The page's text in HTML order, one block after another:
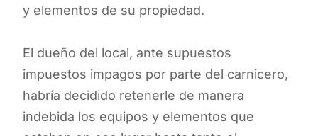
y elementos de su propiedad.
El dueño del local, ante supuestos
impuestos impagos por parte del carnicero,
habría decidido retenerle de manera
indebida los equipos y elementos que